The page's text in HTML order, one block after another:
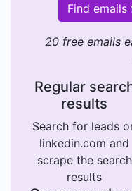
Find
20 free emails
Regular
results
Search for leads
linkedin.com and
scrape the search
results